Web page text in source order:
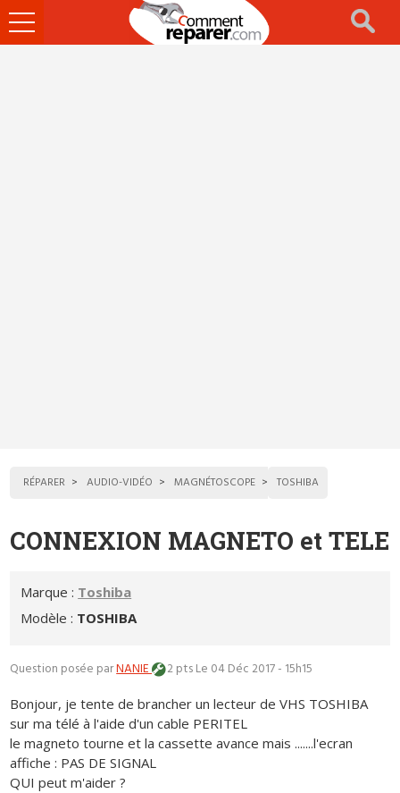
Ouvrir
le
RÉPARER AUDIO-VIDÉO MAGNÉTOSCOPE TOSHIBA
CONNEXION MAGNETO et TELE
Marque : Toshiba
Modèle : TOSHIBA
Question posée parNANIE 2 ptsLe 04 Déc 2017 - 15h15
Bonjour, je tente de brancher un lecteur de VHS TOSHIBA
sur ma télé à l'aide d'un cable PERITEL
le magneto tourne et la cassette avance mais .......l'ecran
affiche : PAS DE SIGNAL
QUI peut m'aider ?